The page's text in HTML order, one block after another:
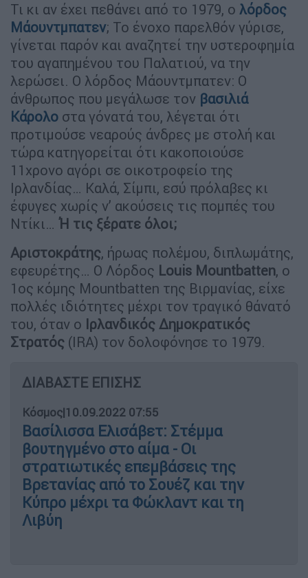
Τι κι αν έχει πεθάνει από το 1979, ο λόρδος
Μάουντμπατεν; Το ένοχο παρελθόν γύρισε,
γίνεται παρόν και αναζητεί την υστεροφημία
του αγαπημένου του Παλατιού, να την
λερώσει. Ο λόρδος Μάουντμπατεν: Ο
άνθρωπος που μεγάλωσε τον βασιλιά
Κάρολο στα γόνατά του, λέγεται ότι
προτιμούσε νεαρούς άνδρες με στολή και
τώρα κατηγορείται ότι κακοποιούσε
11χρονο αγόρι σε οικοτροφείο της
Ιρλανδίας… Καλά, Σίμπι, εσύ πρόλαβες κι
έφυγες χωρίς ν’ ακούσεις τις πομπές του
Ντίκι… Ή τις ξέρατε όλοι;
Αριστοκράτης, ήρωας πολέμου, διπλωμάτης,
εφευρέτης… Ο Λόρδος Louis Mountbatten, ο
1ος κόμης Mountbatten της Βιρμανίας, είχε
πολλές ιδιότητες μέχρι τον τραγικό θάνατό
του, όταν ο Ιρλανδικός Δημοκρατικός
Στρατός (IRA) τον δολοφόνησε το 1979.
ΔΙΑΒΑΣΤΕ ΕΠΙΣΗΣ
Κόσμος|10.09.2022 07:55
Βασίλισσα Ελισάβετ: Στέμμα
βουτηγμένο στο αίμα - Οι
στρατιωτικές επεμβάσεις της
Βρετανίας από το Σουέζ και την
Κύπρο μέχρι τα Φώκλαντ και τη
Λιβύη